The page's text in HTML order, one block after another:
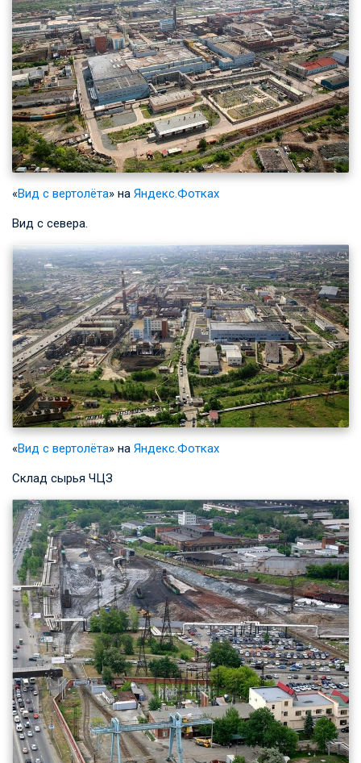
«Вид с вертолёта» на Яндекс.Фотках
Вид с севера.
«Вид с вертолёта» на Яндекс.Фотках
Склад сырья ЧЦЗ